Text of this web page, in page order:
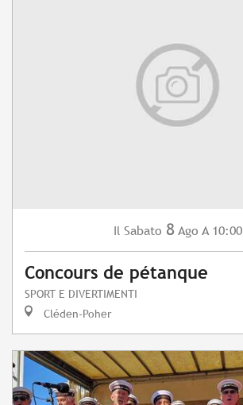
Il Sabato 8 Ago A 10:00
Concours de pétanque
SPORT E DIVERTIMENTI
Cléden-Poher